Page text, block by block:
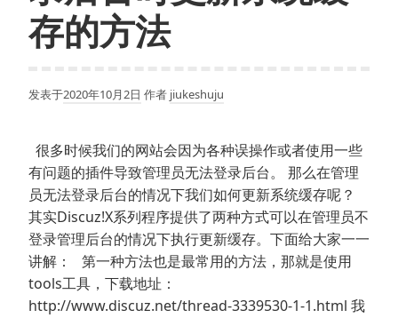
存的方法
发表于2020年10月2日 作者 jiukeshuju
很多时候我们的网站会因为各种误操作或者使用一些
有问题的插件导致管理员无法登录后台。 那么在管理
员无法登录后台的情况下我们如何更新系统缓存呢？
其实Discuz!X系列程序提供了两种方式可以在管理员不
登录管理后台的情况下执行更新缓存。下面给大家一一
讲解： 第一种方法也是最常用的方法，那就是使用
tools工具，下载地址：
http://www.discuz.net/thread-3339530-1-1.html 我